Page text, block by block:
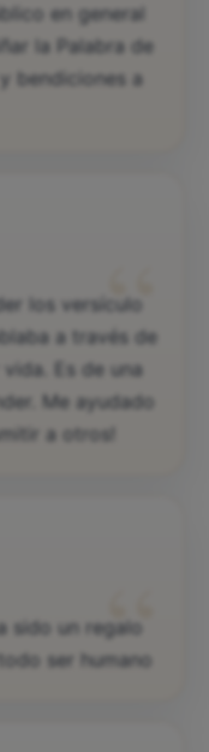
en general
la Palabra de
bendiciones a
“
los versículo
a través de
Es de una
Me ayudado
a otros!
“
sido un regalo
ser humano